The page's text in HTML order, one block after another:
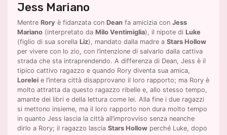
Jess Mariano
MentreRory è fidanzata conDean fa amicizia conJess
Mariano (interpretato daMilo Ventimiglia), il nipote diLuke
(figlio di sua sorellaLiz), mandato dalla madre aStars Hollow
per vivere con lo zio, con l’intenzione di salvarlo dalla cattiva
strada che sta intraprendendo. A differenza di Dean, Jess è il
tipico cattivo ragazzo e quando Rory diventa sua amica,
Lorelei e l’intera città disapprovano il loro rapporto; ma Rory è
molto attratta da questo ragazzo ribelle e, allo stesso tempo,
amante dei libri e della lettura come lei. Alla fine i due ragazzi
si mettono insieme, ma il loro rapporto non dura molto tempo
in quanto Jess lascia la città all’improvviso senza neanche
dirlo a Rory; il ragazzo lasciaStars Hollow perché Luke, dopo